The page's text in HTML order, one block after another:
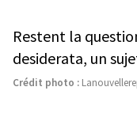
Restent la
desiderata, un
Crédit photo :